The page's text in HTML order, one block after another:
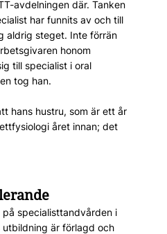
avdelningen där. Tanken
har funnits av och till
aldrig steget. Inte förrän
honom
till specialist i oral
tog han.
hans hustru, som är ett år
året innan; det
specialisttandvården i
är förlagd och